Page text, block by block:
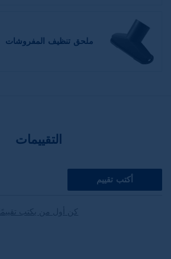
ملحق تنظيف المفروشات
التقييمات
أكتب تقييم
كن أول من يكتب تقييمًا